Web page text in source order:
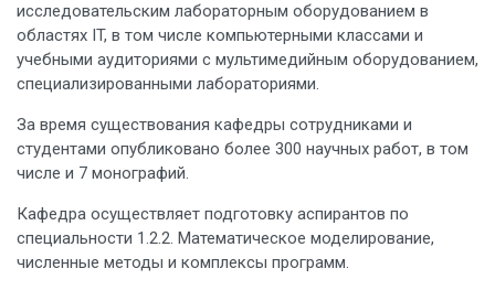
исследовательским лабораторным оборудованием в
областях IT, в том числе компьютерными классами и
учебными аудиториями с мультимедийным оборудованием,
специализированными лабораториями.
За время существования кафедры сотрудниками и
студентами опубликовано более 300 научных работ, в том
числе и 7 монографий.
Кафедра осуществляет подготовку аспирантов по
специальности 1.2.2. Математическое моделирование,
численные методы и комплексы программ.